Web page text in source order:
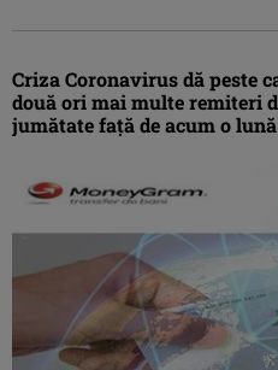
Criza Coronavirus dă peste
două ori mai multe remiteri
jumătate față de acum o lună